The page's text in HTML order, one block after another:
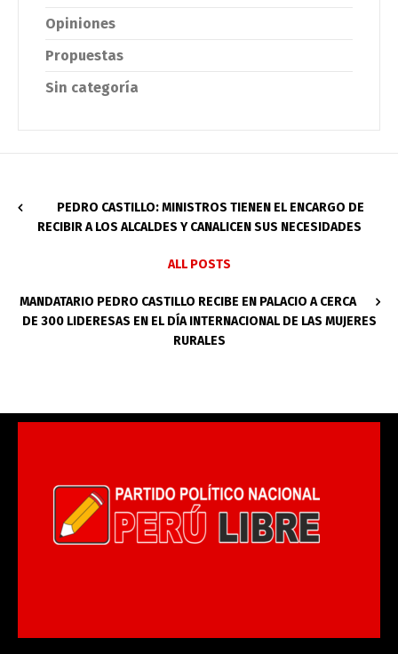
Opiniones
Propuestas
Sin categoría
PEDRO CASTILLO: MINISTROS TIENEN EL ENCARGO DE
RECIBIR A LOS ALCALDES Y CANALICEN SUS NECESIDADES
ALL POSTS
MANDATARIO PEDRO CASTILLO RECIBE EN PALACIO A CERCA
DE 300 LIDERESAS EN EL DÍA INTERNACIONAL DE LAS MUJERES
RURALES